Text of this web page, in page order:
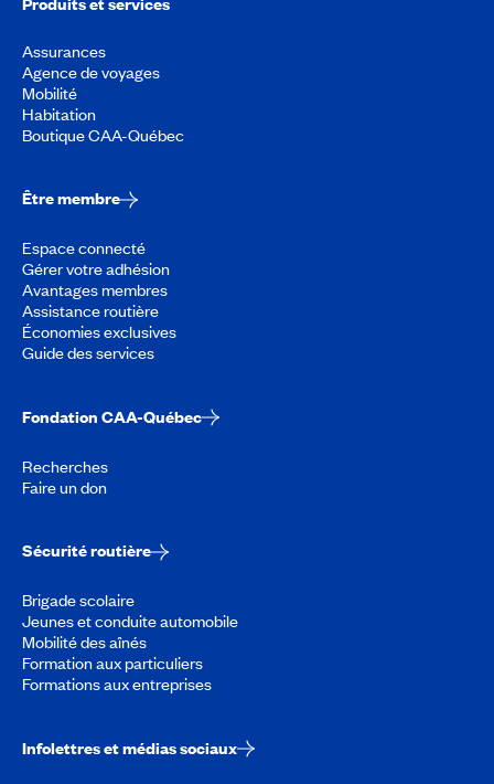
Assurances
Agence de voyages
Mobilité
Habitation
Boutique CAA-Québec
Être membre
Espace connecté
Gérer votre adhésion
Avantages membres
Assistance routière
Économies exclusives
Guide des services
Fondation CAA-Québec
Recherches
Faire un don
Sécurité routière
Brigade scolaire
Jeunes et conduite automobile
Mobilité des aînés
Formation aux particuliers
Formations aux entreprises
Infolettres et médias sociaux